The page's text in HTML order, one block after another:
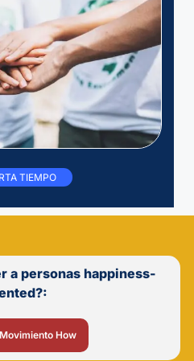
TIEMPO
a personas happiness-
How